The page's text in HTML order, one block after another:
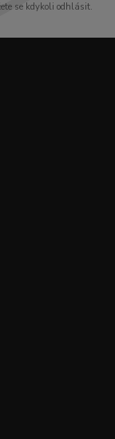
se kdykoli odhlásit.